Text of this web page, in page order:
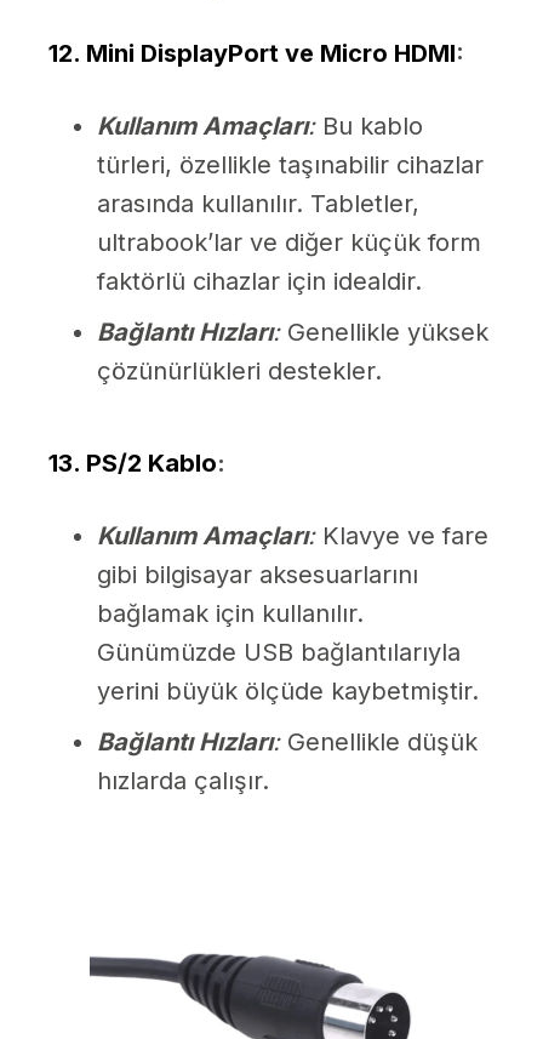
12. Mini DisplayPort ve Micro HDMI:
Kullanım Amaçları:Bu kablo
türleri, özellikle taşınabilir cihazlar
arasında kullanılır. Tabletler,
ultrabook’lar ve diğer küçük form
faktörlü cihazlar için idealdir.
Bağlantı Hızları:Genellikle yüksek
çözünürlükleri destekler.
13. PS/2 Kablo:
Kullanım Amaçları:Klavye ve fare
gibi bilgisayar aksesuarlarını
bağlamak için kullanılır.
Günümüzde USB bağlantılarıyla
yerini büyük ölçüde kaybetmiştir.
Bağlantı Hızları:Genellikle düşük
hızlarda çalışır.